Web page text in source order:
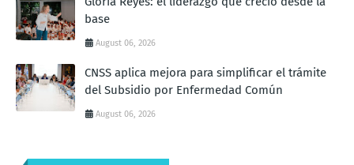
base
August 06, 2026
CNSS aplica mejora para simplificar el trámite
del Subsidio por Enfermedad Común
August 06, 2026